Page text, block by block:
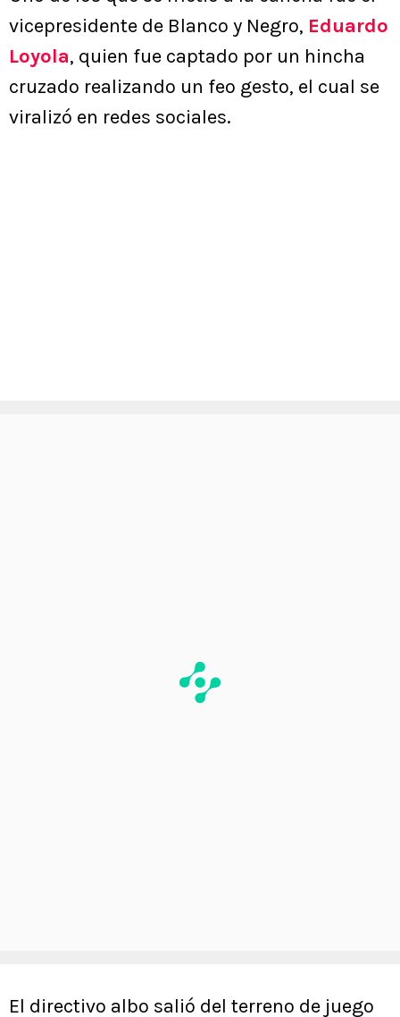
vicepresidente de Blanco y Negro, Eduardo
Loyola, quien fue captado por un hincha
cruzado realizando un feo gesto, el cual se
viralizó en redes sociales.
El directivo albo salió del terreno de juego